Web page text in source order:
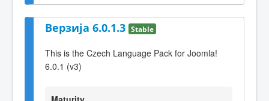
Верзија 6.0.1.3 Stable
This is the Czech Language Pack for Joomla!
6.0.1 (v3)